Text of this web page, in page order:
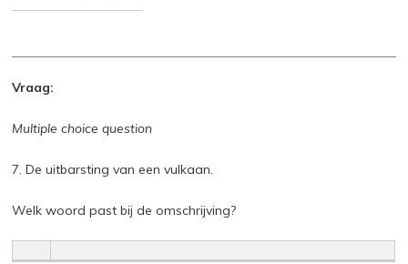
Vraag:
Multiple choice question
7. De uitbarsting van een vulkaan.
Welk woord past bij de omschrijving?